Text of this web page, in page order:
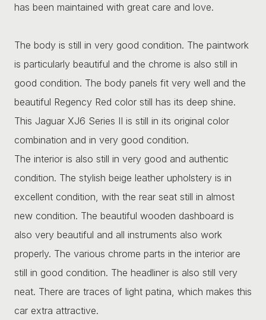
has been maintained with great care and love.
The body is still in very good condition. The paintwork
is particularly beautiful and the chrome is also still in
good condition. The body panels fit very well and the
beautiful Regency Red color still has its deep shine.
This Jaguar XJ6 Series II is still in its original color
combination and in very good condition.
The interior is also still in very good and authentic
condition. The stylish beige leather upholstery is in
excellent condition, with the rear seat still in almost
new condition. The beautiful wooden dashboard is
also very beautiful and all instruments also work
properly. The various chrome parts in the interior are
still in good condition. The headliner is also still very
neat. There are traces of light patina, which makes this
car extra attractive.